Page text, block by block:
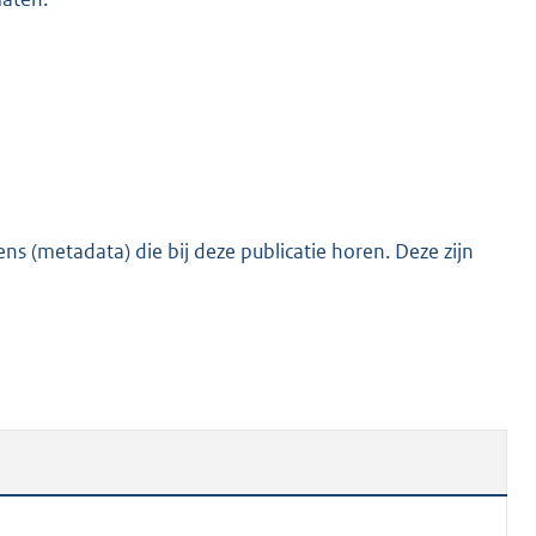
(metadata) die bij deze publicatie horen. Deze zijn